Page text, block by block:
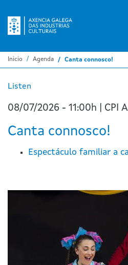
Inicio Agenda Canta connosco!
Listen
08/07/2026 - 11:00h | CPI
Canta connosco!
Espectáculo familiar a